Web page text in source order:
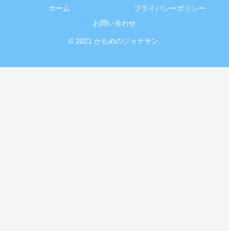
ホーム
プライバシーポリシー
お問い合わせ
© 2021 かもめのジョナサン.